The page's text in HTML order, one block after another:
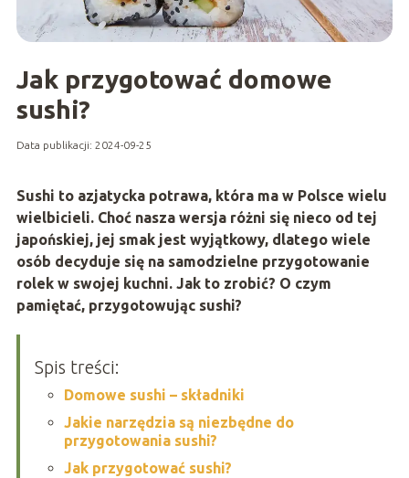
Jak przygotować domowe
sushi?
Data publikacji: 2024-09-25
Sushi to azjatycka potrawa, która ma w Polsce wielu
wielbicieli. Choć nasza wersja różni się nieco od tej
japońskiej, jej smak jest wyjątkowy, dlatego wiele
osób decyduje się na samodzielne przygotowanie
rolek w swojej kuchni. Jak to zrobić? O czym
pamiętać, przygotowując sushi?
Spis treści:
Domowe sushi – składniki
Jakie narzędzia są niezbędne do
przygotowania sushi?
Jak przygotować sushi?